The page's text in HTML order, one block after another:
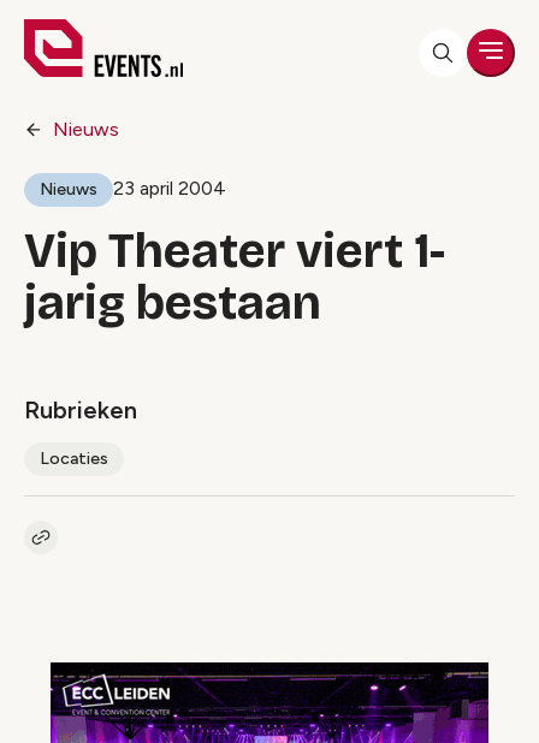
Nieuws
Nieuws 23 april 2004
Vip Theater viert 1-
jarig bestaan
Rubrieken
Locaties
Kopieer link naar artikel